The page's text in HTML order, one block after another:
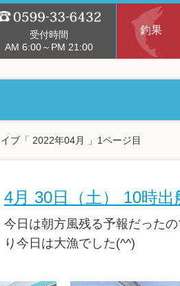
受付時間
AM 6:00～PM 21:00
釣果
ブ「 2022年04月 」1ページ目
4月 30日（土） 10時出
今日は朝方風残る予報だった
り今日は大漁でした(^^)